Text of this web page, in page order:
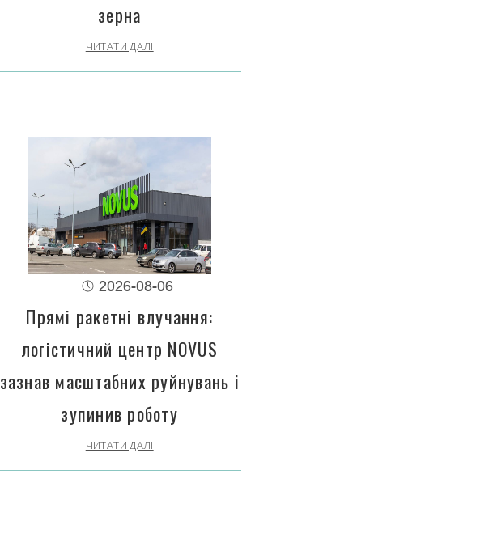
зерна
ЧИТАТИ ДАЛІ
2026-08-06
Прямі ракетні влучання:
логістичний центр NOVUS
зазнав масштабних руйнувань і
зупинив роботу
ЧИТАТИ ДАЛІ